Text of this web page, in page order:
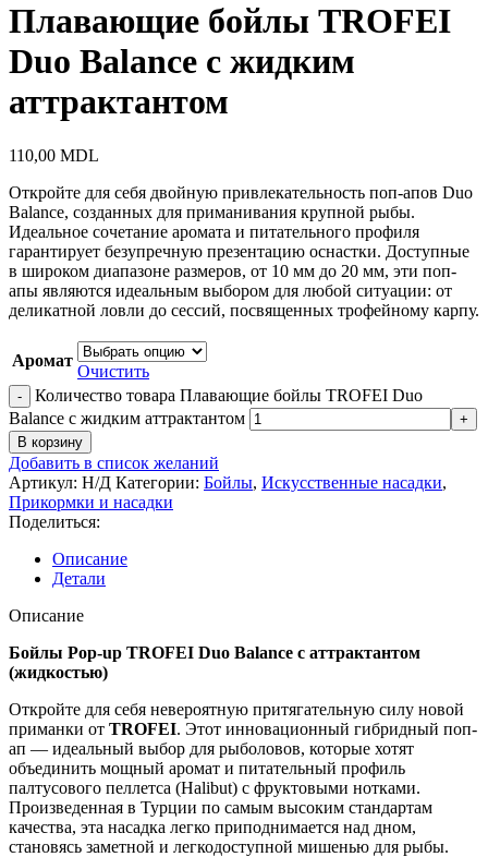
Плавающие бойлы TROFEI
Duo Balance с жидким
аттрактантом
110,00 MDL
Откройте для себя двойную привлекательность поп-апов Duo
Balance, созданных для приманивания крупной рыбы.
Идеальное сочетание аромата и питательного профиля
гарантирует безупречную презентацию оснастки. Доступные
в широком диапазоне размеров, от 10 мм до 20 мм, эти поп-
апы являются идеальным выбором для любой ситуации: от
деликатной ловли до сессий, посвященных трофейному карпу.
Аромат
Очистить
Количество товара Плавающие бойлы TROFEI Duo
Balance с жидким аттрактантом
В корзину
Добавить в список желаний
Артикул: Н/Д Категории: Бойлы, Искусственные насадки,
Прикормки и насадки
Поделиться:
Описание
Детали
Описание
Бойлы Pop-up TROFEI Duo Balance с аттрактантом
(жидкостью)
Откройте для себя невероятную притягательную силу новой
приманки от TROFEI. Этот инновационный гибридный поп-
ап — идеальный выбор для рыболовов, которые хотят
объединить мощный аромат и питательный профиль
палтусового пеллетса (Halibut) с фруктовыми нотками.
Произведенная в Турции по самым высоким стандартам
качества, эта насадка легко приподнимается над дном,
становясь заметной и легкодоступной мишенью для рыбы.